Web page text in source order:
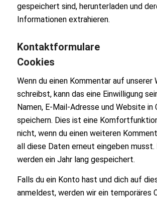
gespeichert sind, herunterladen und
Informationen extrahieren.
Kontaktformulare
Cookies
Wenn du einen Kommentar auf unserer
schreibst, kann das eine Einwilligung
Namen, E-Mail-Adresse und Website in
speichern. Dies ist eine
nicht, wenn du einen weiteren
all diese Daten erneut eingeben musst.
werden ein Jahr lang gespeichert.
Falls du ein Konto hast und dich auf
anmeldest, werden wir ein temporäres